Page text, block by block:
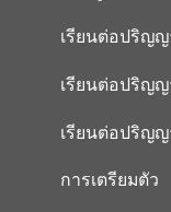
เรียนต่อปริญญ
เรียนต่อปริญ
เรียนต่อปริญญ
การเตรียมตัว